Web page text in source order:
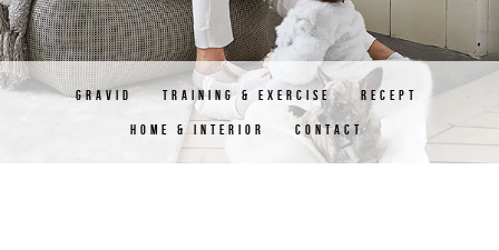
GRAVID TRAINING & EXERCISE RECEPT
HOME & INTERIOR CONTACT